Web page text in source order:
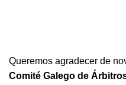
Queremos agradecer de
Comité Galego de